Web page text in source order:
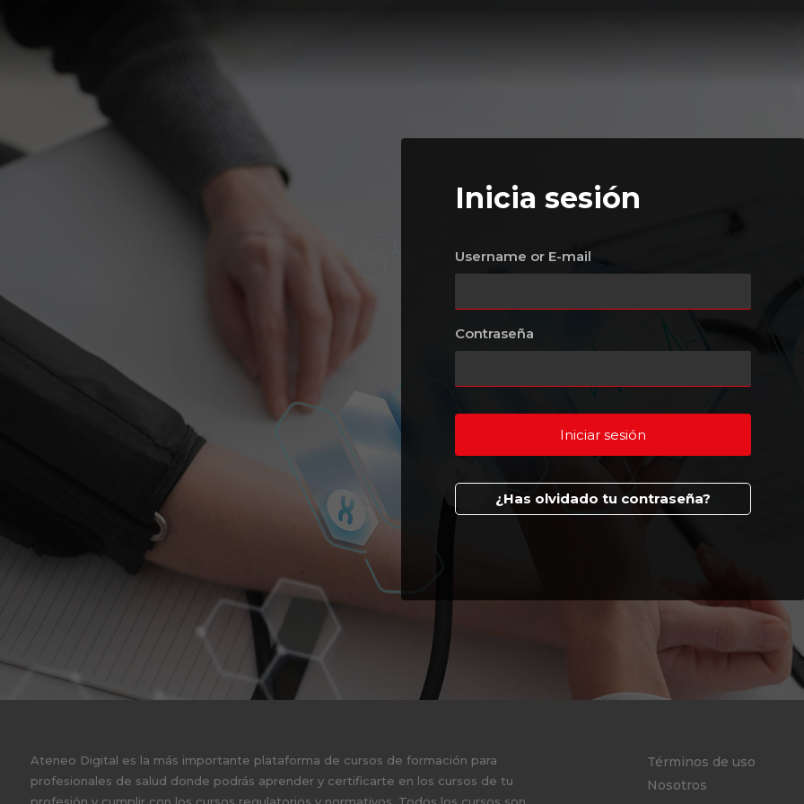
Inicia sesión
Username or E-mail
Contraseña
¿Has olvidado tu contraseña?
Ateneo Digital es la más importante plataforma de cursos de formación para
profesionales de salud donde podrás aprender y certificarte en los cursos de tu
Términos de uso
Nosotros